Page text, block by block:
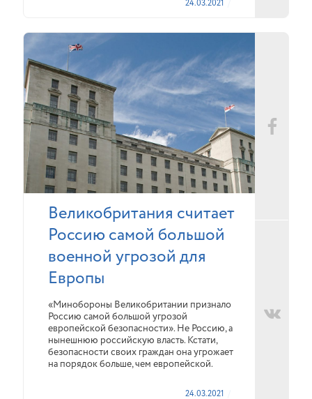
24.03.2021
Великобритания считает
Россию самой большой
военной угрозой для
Европы
«Минобороны Великобритании признало
Россию самой большой угрозой
европейской безопасности». Не Россию, а
нынешнюю российскую власть. Кстати,
безопасности своих граждан она угрожает
на порядок больше, чем европейской.
24.03.2021